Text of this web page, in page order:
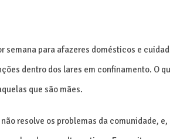
semana para afazeres domésticos e
dentro dos lares em confinamento. O
que são mães.
resolve os problemas da comunidade,